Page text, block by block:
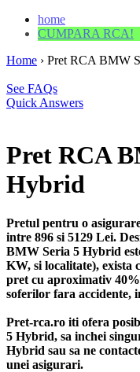
home
CUMPARA RCA!
Home › Pret RCA BMW
See FAQs
Quick Answers
Pret RCA
Hybrid
Pretul pentru o
intre 896 si 5129 Lei.
BMW Seria 5 Hybrid
KW, si localitate), exista
pret cu aproximativ
soferilor fara accidente,
Pret-rca.ro iti ofera
5 Hybrid, sa inchei
Hybrid sau sa ne
unei asigurari.